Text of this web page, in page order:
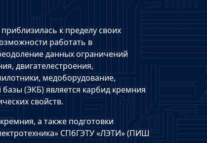
к пределу своих
работать в
данных ограничений
двигателестроения,
медоборудование,
(ЭКБ) является карбид кремния
свойств.
а также подготовки
СПбГЭТУ «ЛЭТИ» (ПИШ